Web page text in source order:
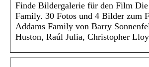
Finde Bildergalerie für den Film
Family. 30 Fotos und 4 Bilder zum
Addams Family von Barry
Huston, Raúl Julia, Christopher